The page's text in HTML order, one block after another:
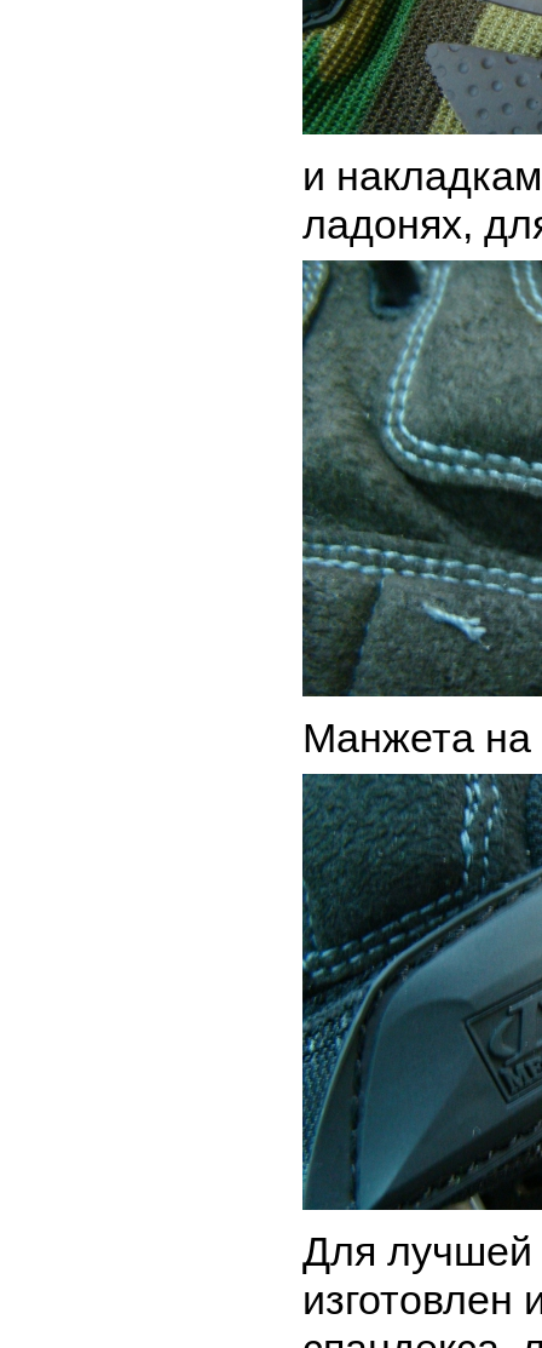
и
ладонях,
Манжета на
Для лучшей
изготовлен